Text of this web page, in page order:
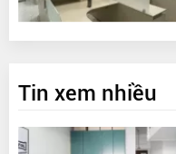
Tin xem nhiều